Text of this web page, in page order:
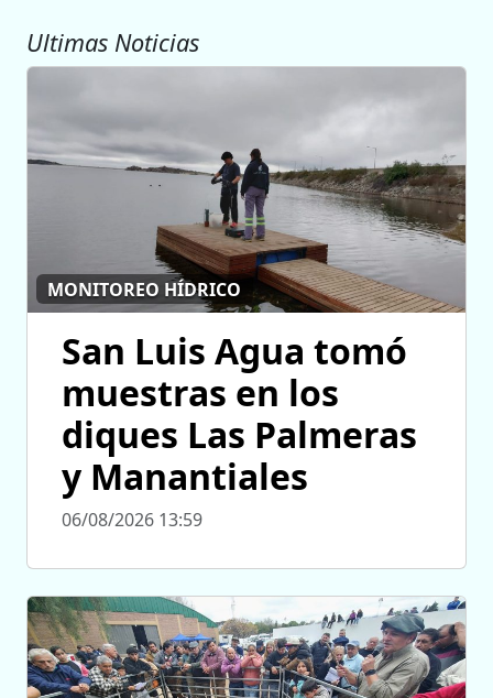
Ultimas Noticias
MONITOREO HÍDRICO
San Luis Agua tomó
muestras en los
diques Las Palmeras
y Manantiales
06/08/2026 13:59